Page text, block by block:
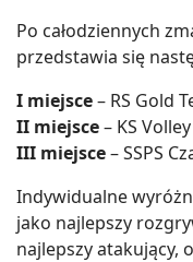
Po całodziennych
przedstawia się
I miejsce– RS Gold
II miejsce– KS
III miejsce– SSPS
Indywidualne
jako najlepszy
najlepszy atakujący,